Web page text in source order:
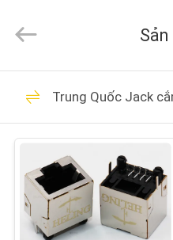
TRANG
CHỦ
CÁC
SẢN
PHẨM
Ltd..
Reserved.
Đầu nối
Sản
Trung Quốc Jack